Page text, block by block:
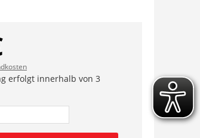
erfolgt innerhalb von 3